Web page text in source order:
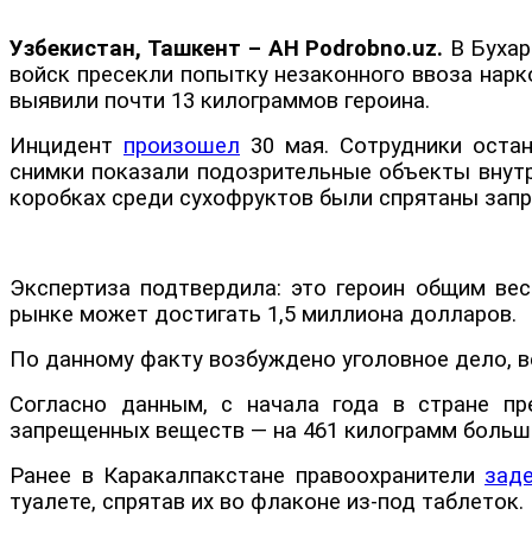
Узбекистан, Ташкент – АН Podrobno.uz. В
войск пресекли попытку незаконного ввоза
выявили почти 13 килограммов героина.
Инцидент произошел 30 мая. Сотрудники
снимки показали подозрительные объекты
коробках среди сухофруктов были спрятаны
Экспертиза подтвердила: это героин общим
рынке может достигать 1,5 миллиона долларов.
По данному факту возбуждено уголовное дело,
Согласно данным, с начала года в стране
запрещенных веществ — на 461 килограмм
Ранее в Каракалпакстане правоохранители
туалете, спрятав их во флаконе из-под таблеток.